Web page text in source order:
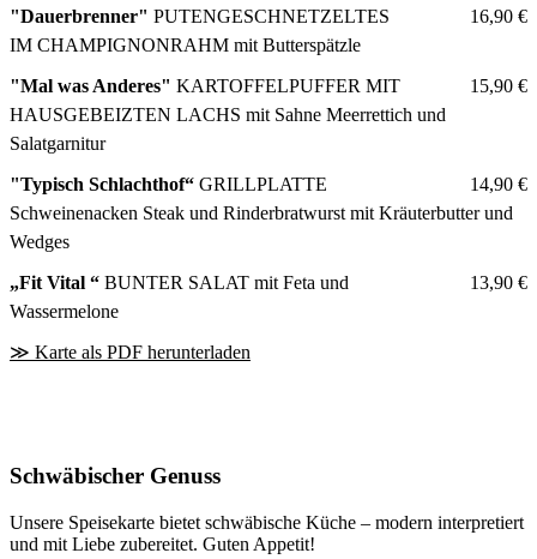
16,90 €
"Dauerbrenner" PUTENGESCHNETZELTES
IM CHAMPIGNONRAHM mit Butterspätzle
15,90 €
"Mal was Anderes" KARTOFFELPUFFER MIT
HAUSGEBEIZTEN LACHS mit Sahne Meerrettich und
Salatgarnitur
14,90 €
"Typisch Schlachthof“ GRILLPLATTE
Schweinenacken Steak und Rinderbratwurst mit Kräuterbutter und
Wedges
13,90 €
„Fit Vital “ BUNTER SALAT mit Feta und
Wassermelone
≫ Karte als PDF herunterladen
Schwäbischer Genuss
Unsere Speisekarte bietet schwäbische Küche – modern interpretiert
und mit Liebe zubereitet. Guten Appetit!